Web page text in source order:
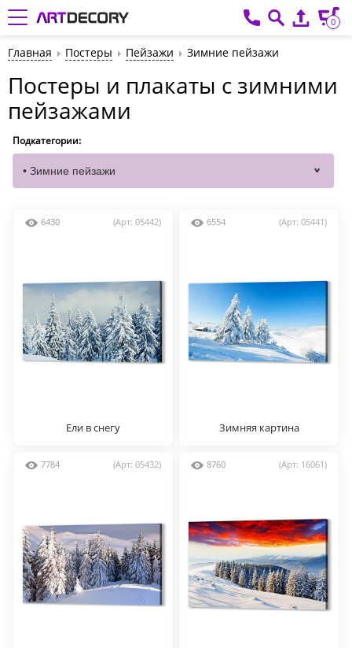
0
Главная Постеры Пейзажи Зимние пейзажи
Постеры и плакаты с зимними
пейзажами
Подкатегории:
6430 (Арт: 05442)
Ели в снегу
6554 (Арт: 05441)
Зимняя картина
7784 (Арт: 05432) 8760 (Арт: 16061)